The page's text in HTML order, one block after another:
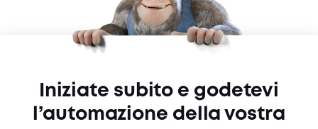
Iniziate subito e godetevi
l’automazione della vostra